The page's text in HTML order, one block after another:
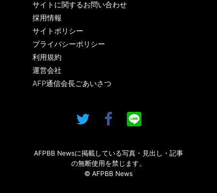
サイトに関するお問い合わせ
採用情報
サイトポリシー
プライバシーポリシー
利用規約
運営会社
AFP通信会長ごあいさつ
AFPBB Newsに掲載している写真・見出し・記事
の無断使用を禁じます。
© AFPBB News